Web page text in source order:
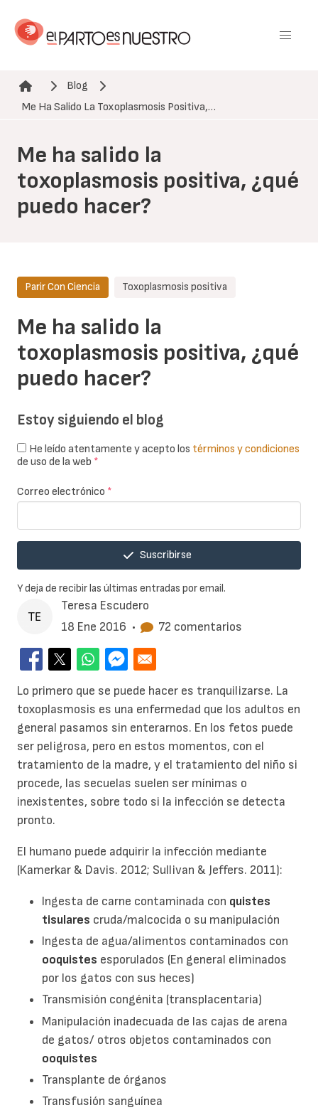
contenido
Ruta de navegación
Blog
Me Ha Salido La Toxoplasmosis Positiva,…
Me ha salido la
toxoplasmosis positiva, ¿qué
puedo hacer?
Teresa Escudero
18 Ene 2016 • 72 comentarios
Me ha salido la
toxoplasmosis positiva, ¿qué
puedo hacer?
Parir Con Ciencia Toxoplasmosis positiva
Lo primero que se puede hacer es tranquilizarse. La
toxoplasmosis es una enfermedad que los adultos en
general pasamos sin enterarnos. En los fetos puede
ser peligrosa, pero en estos momentos, con el
tratamiento de la madre, y el tratamiento del niño si
procede, las secuelas suelen ser mínimas o
inexistentes, sobre todo si la infección se detecta
pronto.
El humano puede adquirir la infección mediante
(Kamerkar & Davis. 2012; Sullivan & Jeffers. 2011):
Ingesta de carne contaminada con quistes
tisulares cruda/malcocida o su manipulación
Ingesta de agua/alimentos contaminados con
ooquistes esporulados (En general eliminados
por los gatos con sus heces)
Transmisión congénita (transplacentaria)
Manipulación inadecuada de las cajas de arena
de gatos/ otros objetos contaminados con
ooquistes
Transplante de órganos
Transfusión sanguínea
Estoy siguiendo el blog
He leído atentamente y acepto los términos y condiciones
de uso de la web *
Correo electrónico *
Suscribirse
Y deja de recibir las últimas entradas por email.